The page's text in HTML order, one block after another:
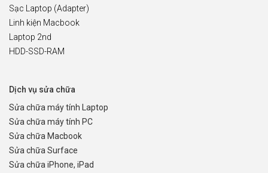
Sạc Laptop (Adapter)
Linh kiện Macbook
Laptop 2nd
HDD-SSD-RAM
Dịch vụ sửa chữa
Sửa chữa máy tính Laptop
Sửa chữa máy tính PC
Sửa chữa Macbook
Sửa chữa Surface
Sửa chữa iPhone, iPad